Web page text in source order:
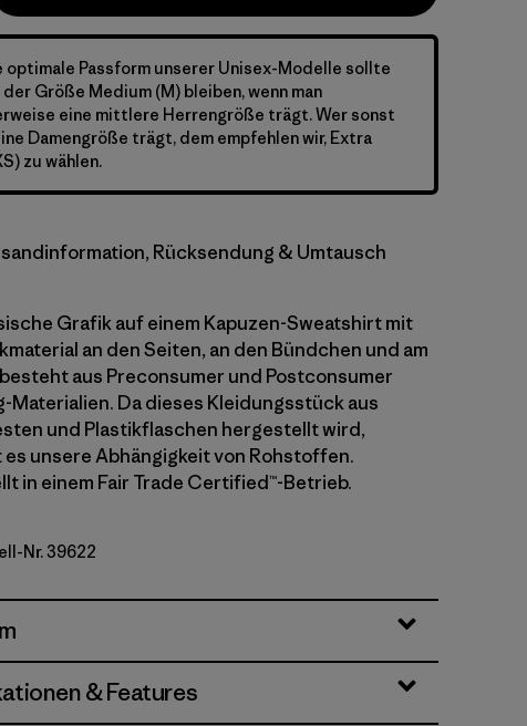
optimale Passform unserer Unisex-Modelle sollte
der Größe Medium (M) bleiben, wenn man
eine mittlere Herrengröße trägt. Wer sonst
Damengröße trägt, dem empfehlen wir, Extra
zu wählen.
Rücksendung & Umtausch
Grafik auf einem Kapuzen-Sweatshirt mit
an den Seiten, an den Bündchen und am
aus Preconsumer und Postconsumer
Materialien. Da dieses Kleidungsstück aus
und Plastikflaschen hergestellt wird,
unsere Abhängigkeit von Rohstoffen.
in einem Fair Trade Certified™-Betrieb.
Nr. 39622
& Features